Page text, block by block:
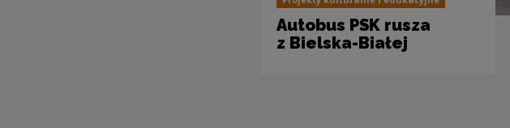
Autobus PSK rusza
z Bielska-Białej